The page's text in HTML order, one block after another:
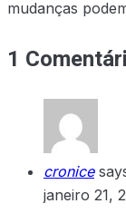
mudanças
1
cronice
janeiro 21,